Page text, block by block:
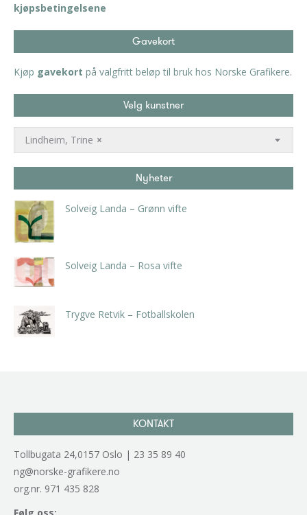
kjøpsbetingelsene
Gavekort
Kjøp gavekort på valgfritt beløp til bruk hos Norske Grafikere.
Velg kunstner
×
Lindheim, Trine
Nyheter
Solveig Landa – Grønn vifte
Solveig Landa – Rosa vifte
Trygve Retvik – Fotballskolen
KONTAKT
Tollbugata 24,0157 Oslo | 23 35 89 40
ng@norske-grafikere.no
org.nr. 971 435 828